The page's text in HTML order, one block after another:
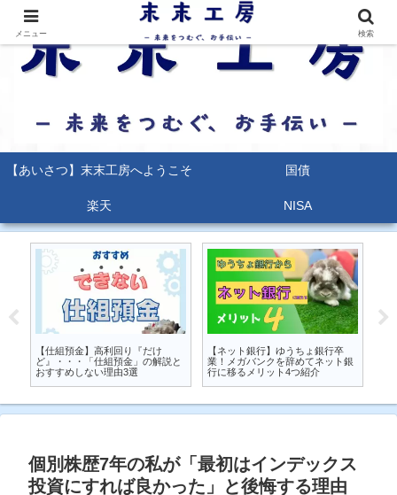
【あいさつ】末末工房へようこそ 国債
楽天 NISA
【仕組預金】高利回り『だけ
ど』・・・「仕組預金」の解説と
おすすめしない理由3選
【ネット銀行】ゆうちょ銀行卒
業！メガバンクを辞めてネット銀
行に移るメリット4つ紹介
個別株歴7年の私が「最初はインデックス
投資にすれば良かった」と後悔する理由
メニュー 検索